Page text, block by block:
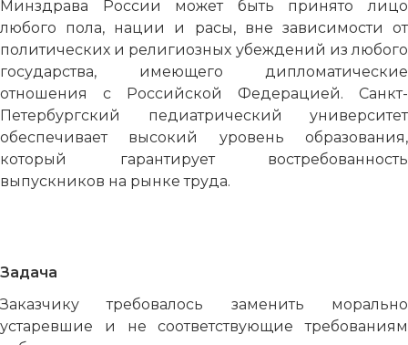
Минздрава России может быть принято лицо
любого пола, нации и расы, вне зависимости от
политических и религиозных убеждений из любого
государства, имеющего дипломатические
отношения с Российской Федерацией. Санкт-
Петербургский педиатрический университет
обеспечивает высокий уровень образования,
который гарантирует востребованность
выпускников на рынке труда.
Задача
Заказчику требовалось заменить морально
устаревшие и не соответствующие требованиям